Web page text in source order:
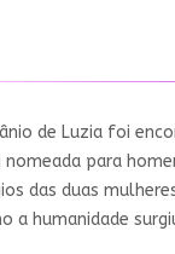
de Luzia foi
para
das duas
a humanidade